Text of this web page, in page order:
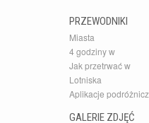
PRZEWODNIKI
Miasta
4 godziny w
Jak przetrwać w
Lotniska
Aplikacje
GALERIE ZDJĘĆ